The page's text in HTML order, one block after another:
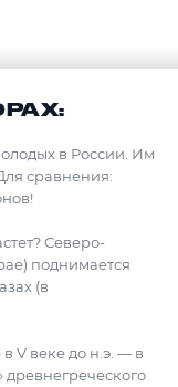
в России. Им
сравнения:
Северо-
поднимается
(в
V веке до н.э. — в